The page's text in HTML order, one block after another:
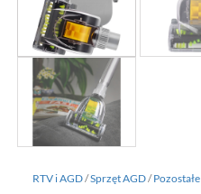
RTV i AGD/Sprzęt AGD/Pozostałe